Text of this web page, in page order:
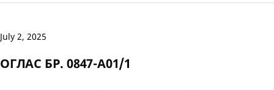
July 2, 2025
ОГЛАС БР. 0847-А01/1